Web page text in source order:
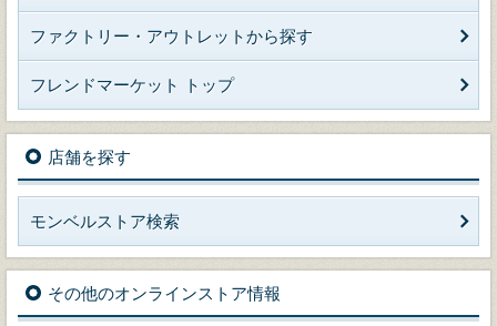
ファクトリー・アウトレットから探す
フレンドマーケット トップ
店舗を探す
モンベルストア検索
その他のオンラインストア情報